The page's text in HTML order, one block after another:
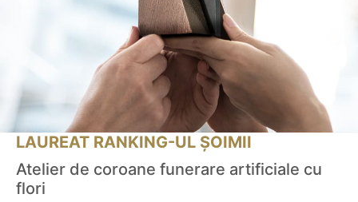
LAUREAT RANKING-UL ȘOIMII
Atelier de coroane funerare artificiale cu
flori